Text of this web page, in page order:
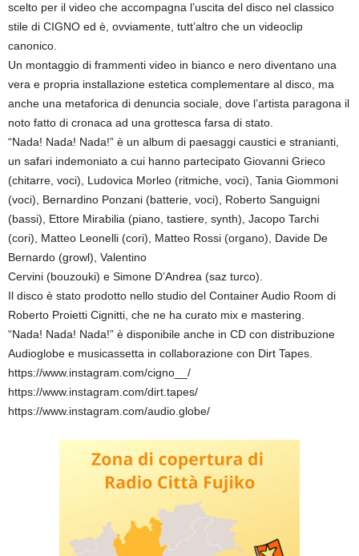
scelto per il video che accompagna l’uscita del disco nel classico
stile di CIGNO ed è, ovviamente, tutt’altro che un videoclip
canonico.
Un montaggio di frammenti video in bianco e nero diventano una
vera e propria installazione estetica complementare al disco, ma
anche una metaforica di denuncia sociale, dove l’artista paragona il
noto fatto di cronaca ad una grottesca farsa di stato.
“Nada! Nada! Nada!” è un album di paesaggi caustici e stranianti,
un safari indemoniato a cui hanno partecipato Giovanni Grieco
(chitarre, voci), Ludovica Morleo (ritmiche, voci), Tania Giommoni
(voci), Bernardino Ponzani (batterie, voci), Roberto Sanguigni
(bassi), Ettore Mirabilia (piano, tastiere, synth), Jacopo Tarchi
(cori), Matteo Leonelli (cori), Matteo Rossi (organo), Davide De
Bernardo (growl), Valentino
Cervini (bouzouki) e Simone D’Andrea (saz turco).
Il disco è stato prodotto nello studio del Container Audio Room di
Roberto Proietti Cignitti, che ne ha curato mix e mastering.
“Nada! Nada! Nada!” è disponibile anche in CD con distribuzione
Audioglobe e musicassetta in collaborazione con Dirt Tapes.
https://www.instagram.com/cigno__/
https://www.instagram.com/dirt.tapes/
https://www.instagram.com/audio.globe/